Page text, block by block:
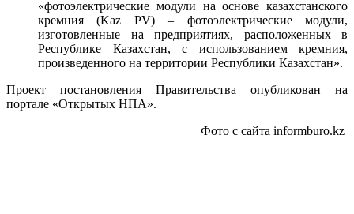
«фотоэлектрические модули на основе казахстанского
кремния (Kaz PV) – фотоэлектрические модули,
изготовленные на предприятиях, расположенных в
Республике Казахстан, с использованием кремния,
произведенного на территории Республики Казахстан».
Проект постановления Правительства опубликован на
портале «Открытых НПА».
Фото с сайта informburo.kz